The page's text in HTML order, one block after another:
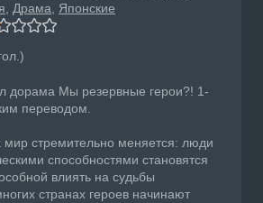
Драма Японские
дорама Мы резервные герои?! 1-
переводом.
мир стремительно меняется: люди
способностями становятся
влиять на судьбы
странах героев начинают